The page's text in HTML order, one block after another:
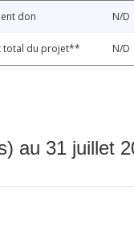
don N/D
total du projet** N/D
au 31 juillet